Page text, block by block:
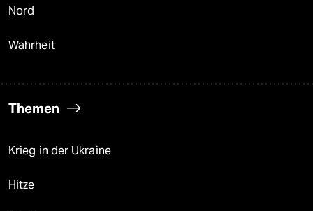
Nord
Wahrheit
Themen
Krieg in der Ukraine
Hitze